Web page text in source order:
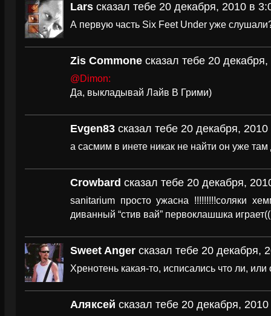
Lars сказал тебе 20 декабря, 2010 в
А первую часть Six Feet Under уже
Zis Commone сказал тебе 20
@Dimon:
Да, выкладывай Лайв В Грими)
Evgen83 сказал тебе 20 декабря,
а сасмим в инете никак не найти он уже там
Crowbard сказал тебе 20 декабря,
sanitarium просто ужасна !!!!!!!!!соляки
диванный “стив вай” первоклашшка
Sweet Anger сказал тебе 20 декабря,
Хренотень какая-то, исписались что ли, или
Аляксей сказал тебе 20 декабря,